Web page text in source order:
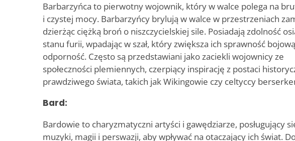
Barbarzyńca to pierwotny wojownik, który w walce polega na
i czystej mocy. Barbarzyńcy brylują w walce w przestrzeniach
dzierżąc ciężką broń o niszczycielskiej sile. Posiadają zdolność
stanu furii, wpadając w szał, który zwiększa ich sprawność
odporność. Często są przedstawiani jako zaciekli wojownicy ze
społeczności plemiennych, czerpiący inspirację z postaci
prawdziwego świata, takich jak Wikingowie czy celtyccy
Bard:
Bardowie to charyzmatyczni artyści i gawędziarze, posługujący
muzyki, magii i perswazji, aby wpływać na otaczający ich świat.